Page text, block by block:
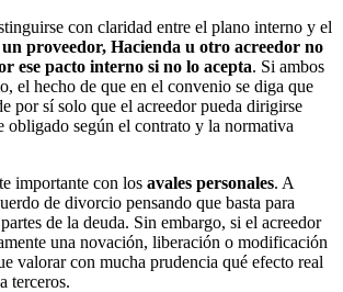
con claridad entre el plano interno y el
proveedor, Hacienda u otro acreedor no
ese pacto interno si no lo acepta. Si ambos
el hecho de que en el convenio se diga que
por sí solo que el acreedor pueda dirigirse
obligado según el contrato y la normativa
importante con los avales personales. A
de divorcio pensando que basta para
de la deuda. Sin embargo, si el acreedor
una novación, liberación o modificación
valorar con mucha prudencia qué efecto real
terceros.